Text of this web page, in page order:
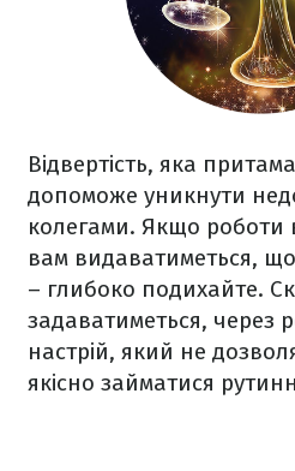
Відвертість, яка
допоможе уникнути
колегами. Якщо роботи
вам видаватиметься,
– глибоко подихайте.
задаватиметься, через
настрій, який не
якісно займатися